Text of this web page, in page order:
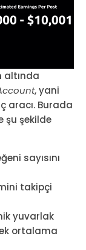
altında
, yani
aracı. Burada
şu şekilde
sayısını
takipçi
yuvarlak
ortalama